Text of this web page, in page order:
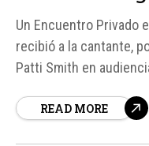
Un Encuentro Privado
recibió a la cantante,
Patti Smith en
encuentro se prolongó
READ MORE